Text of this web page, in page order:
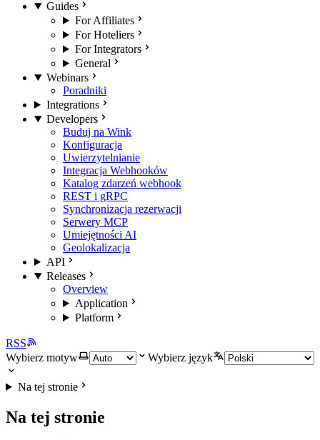
Guides
For Affiliates
For Hoteliers
For Integrators
General
Webinars
Poradniki
Integrations
Developers
Buduj na Wink
Konfiguracja
Uwierzytelnianie
Integracja Webhooków
Katalog zdarzeń webhook
REST i gRPC
Synchronizacja rezerwacji
Serwery MCP
Umiejętności AI
Geolokalizacja
API
Releases
Overview
Application
Platform
RSS
Wybierz motyw
Wybierz język
Na tej stronie
Na tej stronie